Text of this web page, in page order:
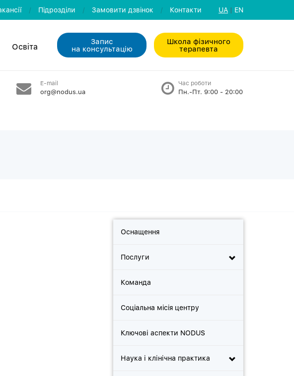
/ Пiдроздiли / Замовити дзвiнок / Контакти UA | EN
Освiта
Запис
на консультацiю
Школа фізичного
терапевта
E-mail
org@nodus.ua
Час роботи
Пн.-Пт. 9:00 - 20:00
Оснащення
Послуги
Команда
Соцiальна мiсiя центру
Ключові аспекти NODUS
Наука і клінічна практика